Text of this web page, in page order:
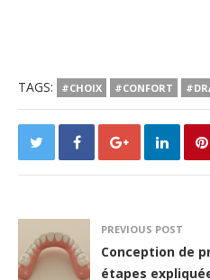
TAGS: #CHOIX #CONFORT
PREVIOUS POST
Conception de
étapes